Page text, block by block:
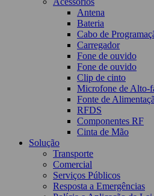
Antena
Bateria
Cabo de
Carregador
Fone de ouvido
Fone de ouvido
Clip de cinto
Microfone de Alto-
Fonte de
RFDS
Componentes RF
Cinta de Mão
Solução
Transporte
Comercial
Serviços Públicos
Resposta a Emergências